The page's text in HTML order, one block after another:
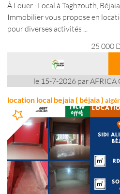
À Louer : Local à Taghzouth,
Immobilier vous propose en
pour diverses activités ...
25 000
le 15-7-2026 par AFRICA
location local bejaia ( béjaia )